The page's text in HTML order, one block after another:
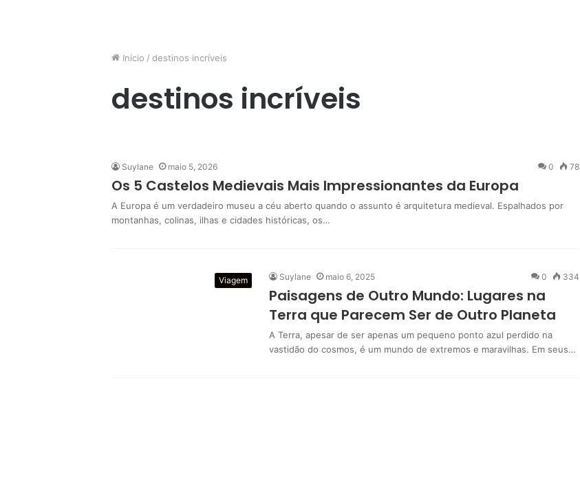
Início / destinos incríveis
destinos incríveis
Suylane maio 5, 2026 0 78
Os 5 Castelos Medievais Mais Impressionantes da Europa
A Europa é um verdadeiro museu a céu aberto quando o assunto é arquitetura medieval. Espalhados por
montanhas, colinas, ilhas e cidades históricas, os…
Viagem Suylane maio 6, 2025 0 334
Paisagens de Outro Mundo: Lugares na
Terra que Parecem Ser de Outro Planeta
A Terra, apesar de ser apenas um pequeno ponto azul perdido na
vastidão do cosmos, é um mundo de extremos e maravilhas. Em seus…